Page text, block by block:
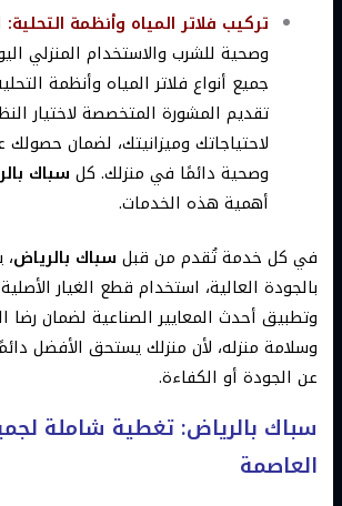
تركيب فلاتر المياه وأنظمة التحلية:
وصحية للشرب والاستخدام المنزلي
جميع أنواع فلاتر المياه وأنظمة
تقديم المشورة المتخصصة لاختيار
لاحتياجاتك وميزانيتك، لضمان
وصحية دائمًا في منزلك. كل سباك
أهمية هذه الخدمات.
في كل خدمة تُقدم من قبل سباك بالرياض،
بالجودة العالية، استخدام قطع الغيار
وتطبيق أحدث المعايير الصناعية لضمان رضا
وسلامة منزله، لأن منزلك يستحق الأفضل
عن الجودة أو الكفاءة.
سباك بالرياض: تغطية شاملة
العاصمة